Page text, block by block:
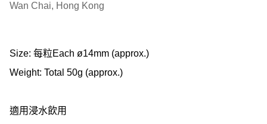
Wan Chai, Hong Kong
Size: 每粒Each ø14mm (approx.)
Weight: Total 50g (approx.)
適用浸水飲用